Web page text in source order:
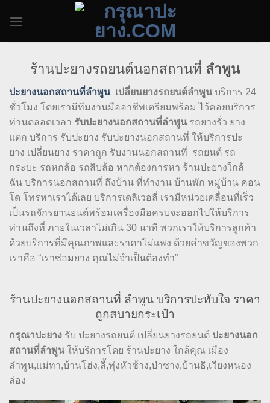
ร้านปะยางรถยนต์นอกสถานที่ ลำพูน
ปะยางนอกสถานที่ลำพูนเปลี่ยนยางรถยนต์ลำพูน บริการ 24
ชั่วโมง โดยเรามีทีมงานมืออาชีพเตรียมพร้อม ไว้คอยบริการ
ท่านตลอดเวลา รับปะยางนอกสถานที่ลำพูน รถยางรั่ว ยาง
แตก บริการ รับปะยาง รับปะยางนอกสถานที่ ให้บริการปะ
ยาง เปลี่ยนยาง ราคาถูก รับงานนอกสถานที่ รถยนต์ รถ
กระบะ รถหกล้อ รถสิบล้อ หากต้องการหา ร้านปะยางใกล้
ฉัน บริการนอกสถานที่ ถึงบ้าน ที่ทำงาน บ้านพัก หมู่บ้าน คอน
โด โทรหาเราได้เลย บริการเดลิเวอลี่ เรามีหน่วยเคลื่อนที่เร็ว
เป็นรถจักรยานยนต์พร้อมเครื่องมือครบจะออกไปให้บริการ
ท่านถึงที่ ภายในเวลาไม่เกิน 30 นาที พวกเราให้บริการลูกค้า
ด้วยบริการที่มีคุณภาพและราคาไม่แพง ด้วยคำขวัญของพวก
เราคือ “เราซ่อมยาง คุณไม่จำเป็นต้องทำ”
ร้านปะยางนอกสถานที่ ลำพูน บริการปะทับใจ ราคา
ถูกสบายกระเป๋า
กรุณาปะยาง รับ ปะยางรถยนต์ เปลี่ยนยางรถยนต์ ปะยางนอก
สถานที่ลำพูน ให้บริการโดย ร้านปะยาง ใกล้คุณ เมือง
ลำพูน,แม่ทา,บ้านโฮ่ง,ลี้,ทุ่งหัวช้าง,ป่าซาง,บ้านธิ,เวียงหนอง
ล่อง